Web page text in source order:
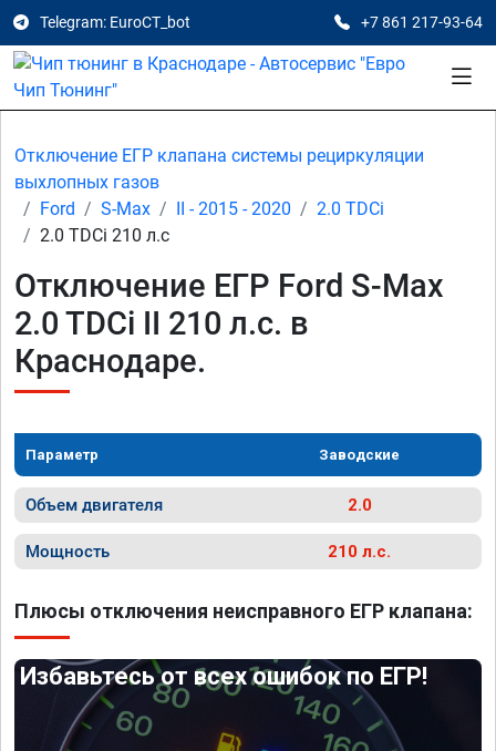
Telegram: EuroCT_bot +7 861 217-93-64
Отключение ЕГР клапана системы рециркуляции
выхлопных газов
Ford
S-Max II - 2015 - 2020
2.0 TDCi
2.0 TDCi 210 л.с
Отключение ЕГР Ford S-Max
2.0 TDCi II 210 л.с. в
Краснодаре.
Параметр Заводские
Объем двигателя 2.0
Мощность 210 л.с.
Плюсы отключения неисправного ЕГР клапана:
Избавьтесь от всех ошибок по ЕГР!